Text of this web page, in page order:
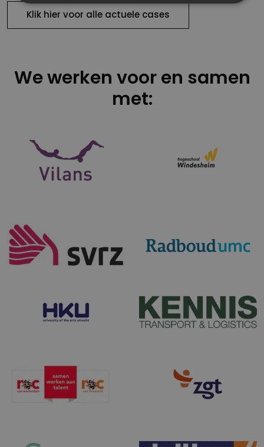
Klik hier voor alle actuele cases
We werken voor en samen
met: